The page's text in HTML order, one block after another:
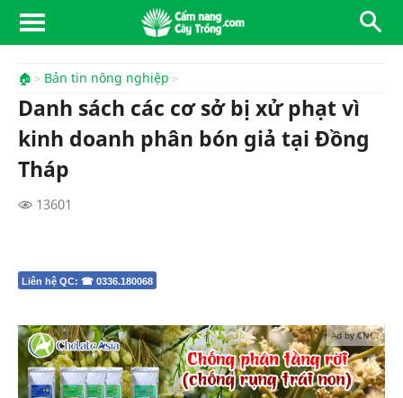
🏠 Bản tin nông nghiệp
Danh sách các cơ sở bị xử phạt vì
kinh doanh phân bón giả tại Đồng
Tháp
13601
Liên hệ QC: ☎ 0336.180068
Ad by CNCT